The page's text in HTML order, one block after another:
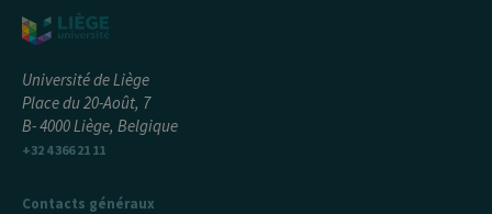
Université de Liège
Place du 20-Août, 7
B- 4000 Liège, Belgique
+32 4 366 21 11
Contacts généraux